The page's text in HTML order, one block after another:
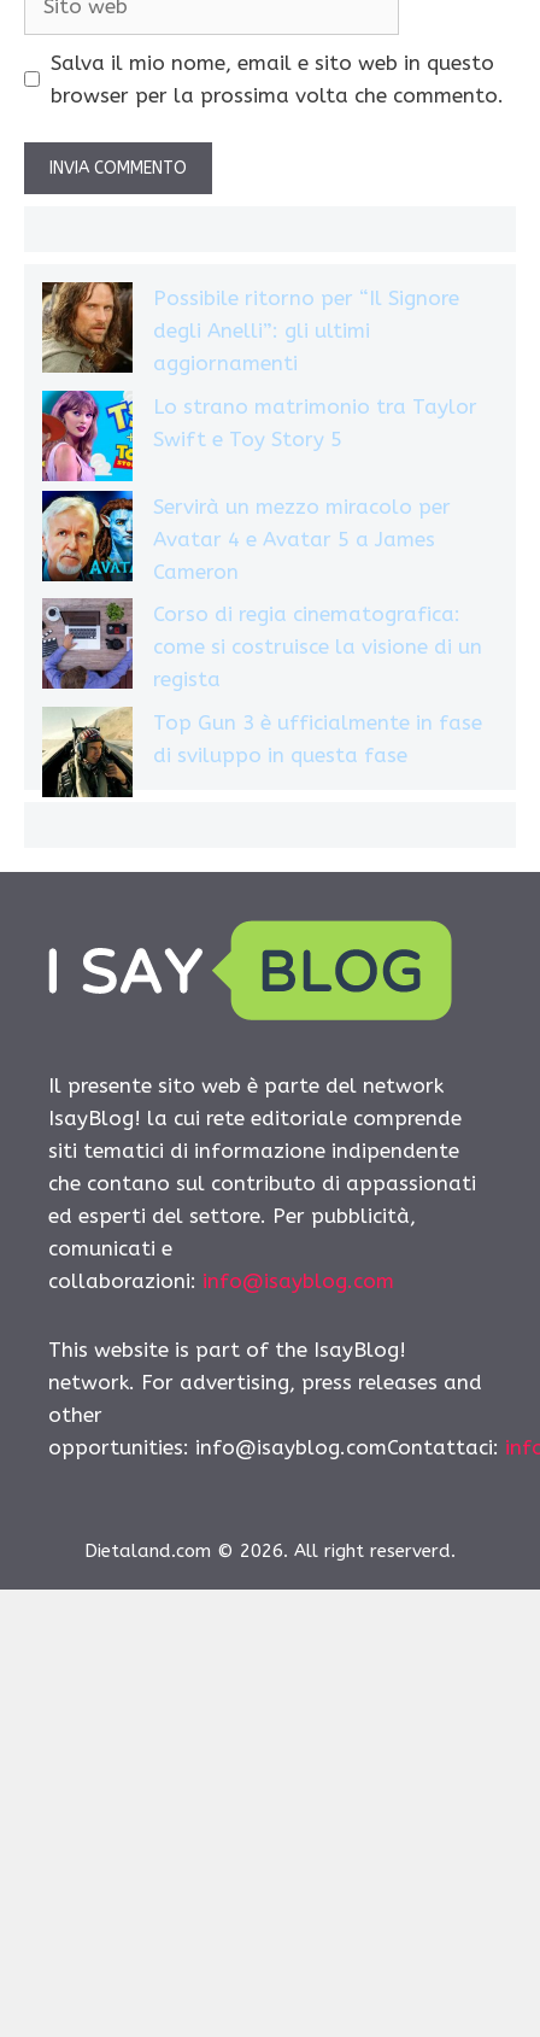
Salva il mio nome, email e sito web in questo
browser per la prossima volta che commento.
Possibile ritorno per “Il Signore
degli Anelli”: gli ultimi
aggiornamenti
Lo strano matrimonio tra Taylor
Swift e Toy Story 5
Servirà un mezzo miracolo per
Avatar 4 e Avatar 5 a James
Cameron
Corso di regia cinematografica:
come si costruisce la visione di un
regista
Top Gun 3 è ufficialmente in fase
di sviluppo in questa fase
Il presente sito web è parte del network
IsayBlog! la cui rete editoriale comprende
siti tematici di informazione indipendente
che contano sul contributo di appassionati
ed esperti del settore. Per pubblicità,
comunicati e
collaborazioni: info@isayblog.com
This website is part of the IsayBlog!
network. For advertising, press releases and
other
opportunities: info@isayblog.comContattaci:
Dietaland.com © 2026. All right reserverd.